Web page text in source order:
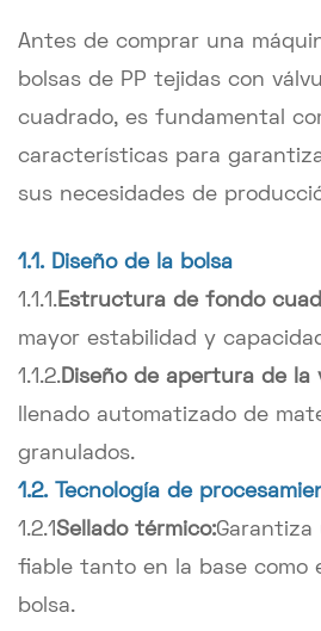
Antes de comprar una
bolsas de PP tejidas con
cuadrado, es fundamental
características para
sus necesidades de
1.1. Diseño de la bolsa
1.1.1.Estructura de fondo
mayor estabilidad y
1.1.2.Diseño de apertura de la
llenado automatizado de
granulados.
1.2. Tecnología de
1.2.1Sellado térmico:
fiable tanto en la base como
bolsa.